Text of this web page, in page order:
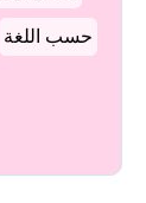
حسب اللغة